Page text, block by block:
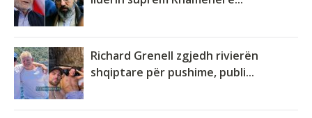
Richard Grenell zgjedh rivierën
shqiptare për pushime, publi...